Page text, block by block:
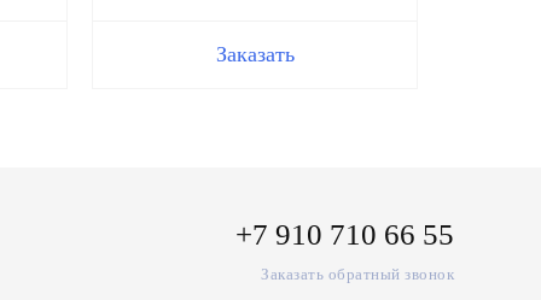
Заказать
+7 910 710 66 55
Заказать обратный звонок